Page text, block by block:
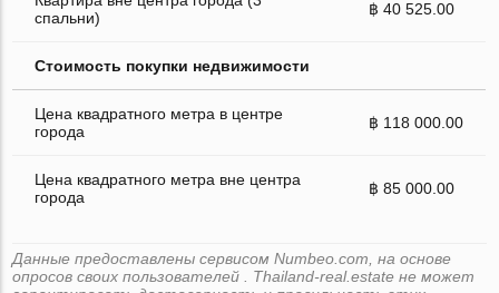
спальни)
฿ 40 525.00
Стоимость покупки недвижимости
Цена квадратного метра в центре
города
฿ 118 000.00
Цена квадратного метра вне центра
города
฿ 85 000.00
Данные предоставлены сервисом Numbeo.com, на основе
опросов своих пользователей . Thailand-real.estate не может